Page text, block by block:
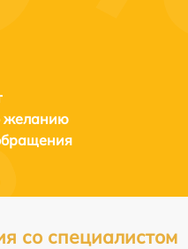
желанию
со специалистом